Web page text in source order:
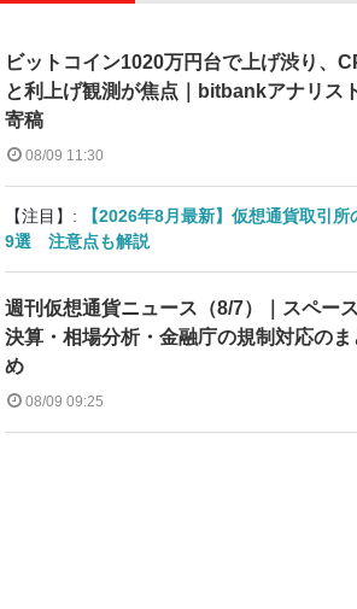
ビットコイン1020万円台で上げ渋り、
と利上げ観測が焦点｜bitbankアナリス
寄稿
08/09 11:30
【注目】:
【2026年8月最新】仮想通貨取引
9選 注意点も解説
週刊仮想通貨ニュース（8/7）｜スペー
決算・相場分析・金融庁の規制対応のま
め
08/09 09:25